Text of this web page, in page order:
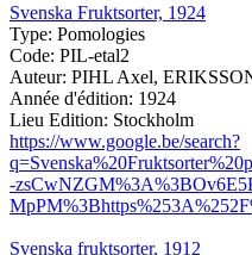
Svenska Fruktsorter, 1924
Type: Pomologies
Code: PIL-etal2
Auteur: PIHL Axel,
Année d'édition: 1924
Lieu Edition: Stockholm
https://www.google.be/search?
-
Svenska fruktsorter, 1912